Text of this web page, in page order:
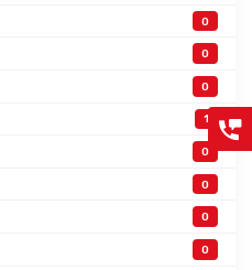
0
0
0
1
0
0
0
0